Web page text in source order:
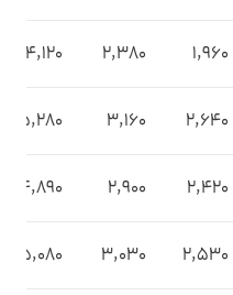
1,960
2,380
4,120
2,640
3,160
5,280
2,420
2,900
4,890
2,530
3,030
5,080